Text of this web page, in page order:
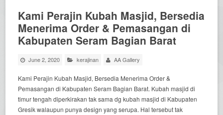
Kami Perajin Kubah Masjid, Bersedia
Menerima Order & Pemasangan di
Kabupaten Seram Bagian Barat
June 2, 2020 kerajinan AA Gallery
Kami Perajin Kubah Masjid, Bersedia Menerima Order &
Pemasangan di Kabupaten Seram Bagian Barat. Kubah masjid di
timur tengah diperkirakan tak sama dg kubah masjid di Kabupaten
Gresik walaupun punya design yang serupa. Hal tersebut tak